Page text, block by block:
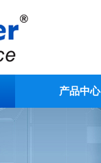
产品中心